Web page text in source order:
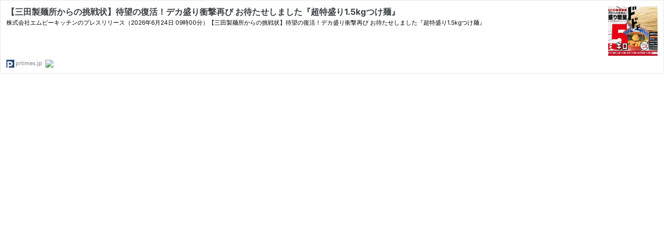
【三田製麺所からの挑戦状】待望の復活！デカ盛り衝撃再び お待たせしました『超特盛り1.5kgつけ麺』
株式会社エムピーキッチンのプレスリリース（2026年6月24日 09時00分）【三田製麺所からの挑戦状】待望の復活！デカ盛り衝撃再び お待たせしました『超特盛り1.5kgつけ麺』
prtimes.jp